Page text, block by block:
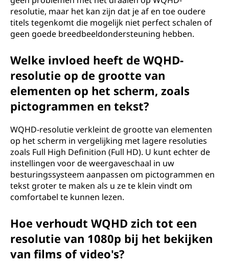
resolutie, maar het kan zijn dat je af en toe oudere
titels tegenkomt die mogelijk niet perfect schalen of
geen goede breedbeeldondersteuning hebben.
Welke invloed heeft de WQHD-
resolutie op de grootte van
elementen op het scherm, zoals
pictogrammen en tekst?
WQHD-resolutie verkleint de grootte van elementen
op het scherm in vergelijking met lagere resoluties
zoals Full High Definition (Full HD). U kunt echter de
instellingen voor de weergaveschaal in uw
besturingssysteem aanpassen om pictogrammen en
tekst groter te maken als u ze te klein vindt om
comfortabel te kunnen lezen.
Hoe verhoudt WQHD zich tot een
resolutie van 1080p bij het bekijken
van films of video's?